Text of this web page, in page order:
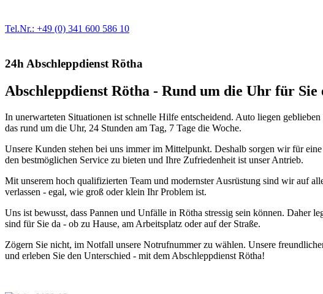
Tel.Nr.: +49 (0) 341 600 586 10
24h Abschleppdienst Rötha
Abschleppdienst Rötha - Rund um die Uhr für
In unerwarteten Situationen ist schnelle Hilfe entscheidend. Auto liegen
das rund um die Uhr, 24 Stunden am Tag, 7 Tage die Woche.
Unsere Kunden stehen bei uns immer im Mittelpunkt. Deshalb sorgen wir für
den bestmöglichen Service zu bieten und Ihre Zufriedenheit ist unser Antrieb.
Mit unserem hoch qualifizierten Team und modernster Ausrüstung sind wir auf
verlassen - egal, wie groß oder klein Ihr Problem ist.
Uns ist bewusst, dass Pannen und Unfälle in Rötha stressig sein können. Daher
sind für Sie da - ob zu Hause, am Arbeitsplatz oder auf der Straße.
Zögern Sie nicht, im Notfall unsere Notrufnummer zu wählen. Unsere
und erleben Sie den Unterschied - mit dem Abschleppdienst Rötha!